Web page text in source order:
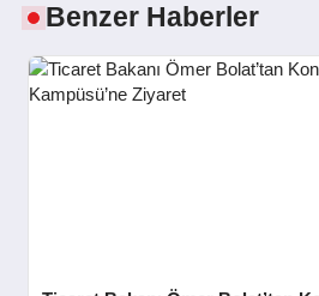
YAŞAM
Benzer Haberler